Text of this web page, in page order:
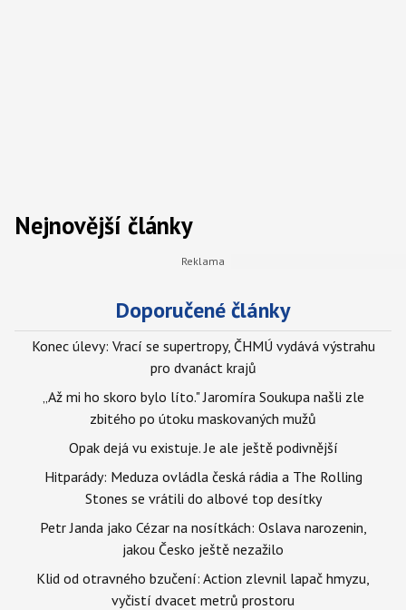
Nejnovější články
Doporučené články
Konec úlevy: Vrací se supertropy, ČHMÚ vydává výstrahu
pro dvanáct krajů
„Až mi ho skoro bylo líto." Jaromíra Soukupa našli zle
zbitého po útoku maskovaných mužů
Opak dejá vu existuje. Je ale ještě podivnější
Hitparády: Meduza ovládla česká rádia a The Rolling
Stones se vrátili do albové top desítky
Petr Janda jako Cézar na nosítkách: Oslava narozenin,
jakou Česko ještě nezažilo
Klid od otravného bzučení: Action zlevnil lapač hmyzu,
vyčistí dvacet metrů prostoru